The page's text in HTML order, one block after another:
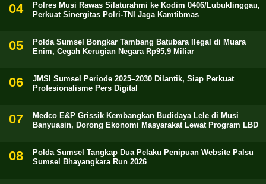
Polres Musi Rawas Silaturahmi ke Kodim 0406/Lubuklinggau,
Perkuat Sinergitas Polri-TNI Jaga Kamtibmas
Polda Sumsel Bongkar Tambang Batubara Ilegal di Muara
Enim, Cegah Kerugian Negara Rp95,9 Miliar
JMSI Sumsel Periode 2025–2030 Dilantik, Siap Perkuat
Profesionalisme Pers Digital
Medco E&P Grissik Kembangkan Budidaya Lele di Musi
Banyuasin, Dorong Ekonomi Masyarakat Lewat Program LBD
Polda Sumsel Tangkap Dua Pelaku Penipuan Website Palsu
Sumsel Bhayangkara Run 2026